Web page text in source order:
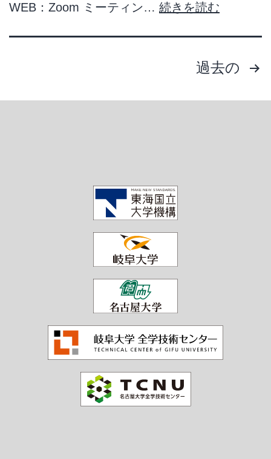
WEB：Zoom ミーティン… 続きを読む
過去の